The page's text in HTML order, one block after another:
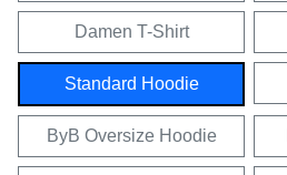
Damen T-Shirt
Standard Hoodie
ByB Oversize Hoodie